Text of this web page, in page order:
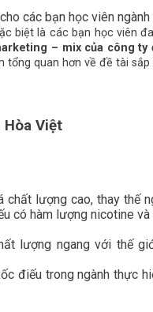
các bạn học viên
biệt là các bạn học viên
– mix của công ty
quan hơn về đề tài sắp
Việt
lượng cao, thay thế
có hàm lượng nicotine
lượng ngang với thế
điếu trong ngành thực